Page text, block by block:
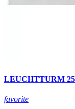
LEUCHTTURM 25
favorite